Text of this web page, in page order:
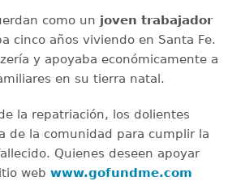
como un joven trabajador
cinco años viviendo en Santa Fe.
y apoyaba económicamente a
en su tierra natal.
la repatriación, los dolientes
de la comunidad para cumplir la
Quienes deseen apoyar
web www.gofundme.com